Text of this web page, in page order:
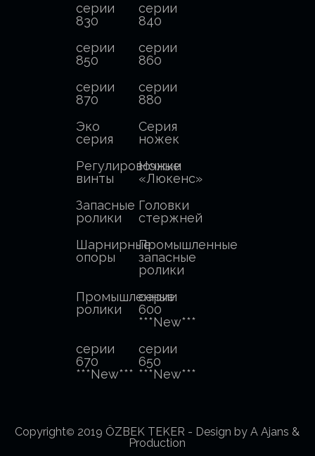
серии
830
серии
840
серии
850
серии
860
серии
870
серии
880
Эко
серия
Серия
ножек
Регулировочные
винты
Ножки
«Люкенс»
Запасные
ролики
Головки
стержней
Шарнирные
опоры
Промышленные
запасные
ролики
Промышленные
ролики
серии
600
***New***
серии
670
***New***
серии
650
***New***
Copyright© 2019 ÖZBEK TEKER - Design by A Ajans &
Production